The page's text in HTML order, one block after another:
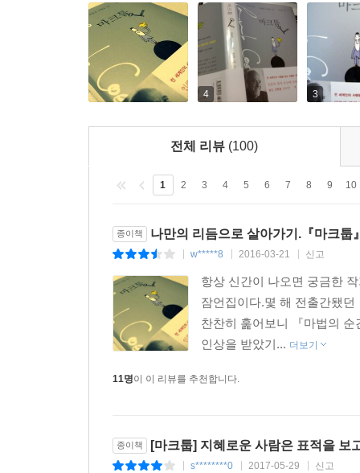
4 3
전체 리뷰 (100)
1 2 3 4 5 6 7 8 9 10
종이책 나만의 리듬으로 살아가기.『마크툽
w*****8 2016-03-21 신고
항상 신간이 나오면 궁금한
잠언집이다.몇 해 전출간됐
찬찬히 훑어보니 『마법의
인상을 받았기... 더보기
11명이 이 리뷰를 추천합니다.
종이책 [마크툽] 지혜로운 사람은 표적을 보
s********0 2017-05-29 신고